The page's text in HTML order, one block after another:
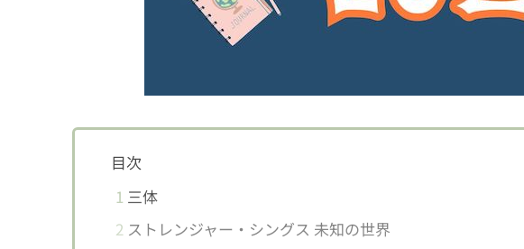
目次
1 三体
2 ストレンジャー・シングス 未知の世界